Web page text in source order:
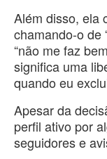
Além disso, ela
chamando-o de
“não me faz
significa uma
quando eu
Apesar da
perfil ativo por
seguidores e